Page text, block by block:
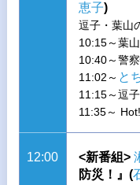
恵子)
逗子・葉山
10:15～葉
10:40～警
11:02～ と
11:15～逗
11:35～
12:00 <新番組>
防災！』(